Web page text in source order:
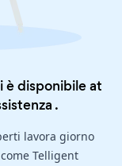
è disponibile at
.
lavora giorno
Telligent